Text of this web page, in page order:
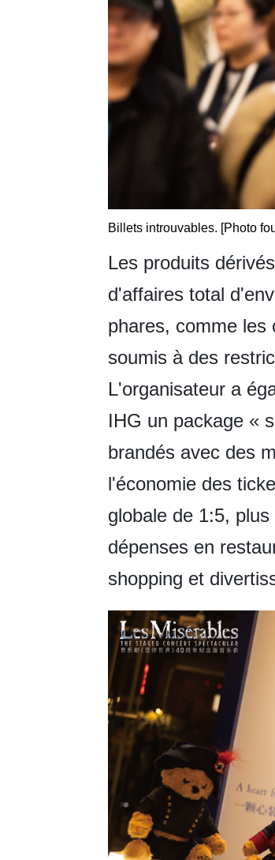
Billets introuvables. [Photo
Les produits
d'affaires total
phares, comme les
soumis à des
L'organisateur a
IHG un package «
brandés avec des
l'économie des
globale de 1:5,
dépenses en
shopping et